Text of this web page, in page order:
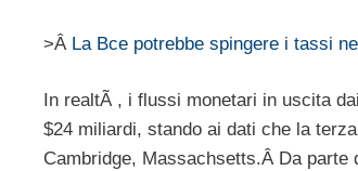
>Â La Bce potrebbe spingere i tassi
In realtÃ , i flussi monetari in uscita
$24 miliardi, stando ai dati che la
Cambridge, Massachsetts.Â Da